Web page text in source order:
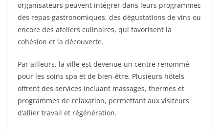
organisateurs peuvent intégrer dans leurs programmes
des repas gastronomiques, des dégustations de vins ou
encore des ateliers culinaires, qui favorisent la
cohésion et la découverte.
Par ailleurs, la ville est devenue un centre renommé
pour les soins spa et de bien-être. Plusieurs hôtels
offrent des services incluant massages, thermes et
programmes de relaxation, permettant aux visiteurs
d’allier travail et régénération.